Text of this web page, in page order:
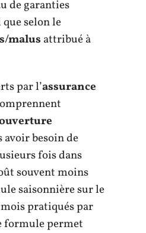
de garanties
selon le
malus attribué à
par l’assurance
avoir besoin de
fois dans
souvent moins
saisonnière sur le
pratiqués par
formule permet